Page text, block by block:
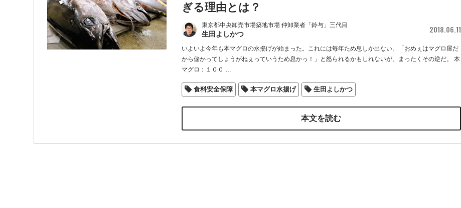
ぎる理由とは？
東京都中央卸売市場築地市場 仲卸業者「鈴与」三代目
生田よしかつ 2018.06.11
いよいよ今年も本マグロの水揚げが始まった。これには毎年ため息しか出ない。「おめぇはマグロ屋だ
から儲かってしょうがねぇっていうため息かっ！」と怒られるかもしれないが、まったくその逆だ。 本
マグロ：１００ …
食料安全保障 本マグロ水揚げ 生田よしかつ
本文を読む